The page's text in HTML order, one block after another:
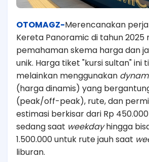
OTOMAGZ-Merencanakan
Kereta Panoramic di tahun 2025
pemahaman skema harga dan
unik. Harga tiket "kursi sultan" ini
melainkan menggunakan
(harga dinamis) yang
(peak/off-peak), rute, dan
estimasi berkisar dari Rp
sedang saat weekdayhingga
1.500.000 untuk rute jauh saat
liburan.